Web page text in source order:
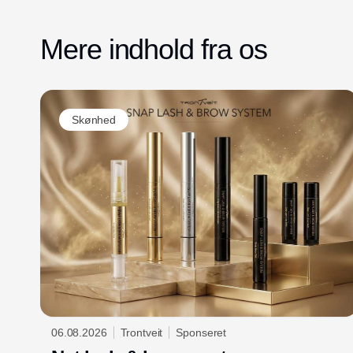
Mere indhold fra os
Skønhed
06.08.2026 Trontveit Sponseret